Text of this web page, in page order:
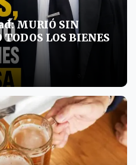
MURIÓ SIN
TODOS LOS BIENES